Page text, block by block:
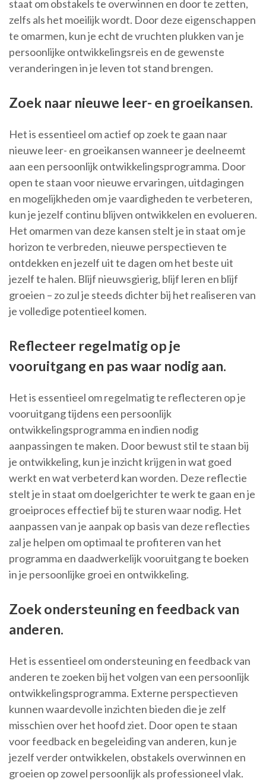
staat om obstakels te overwinnen en door te zetten,
zelfs als het moeilijk wordt. Door deze eigenschappen
te omarmen, kun je echt de vruchten plukken van je
persoonlijke ontwikkelingsreis en de gewenste
veranderingen in je leven tot stand brengen.
Zoek naar nieuwe leer- en groeikansen.
Het is essentieel om actief op zoek te gaan naar
nieuwe leer- en groeikansen wanneer je deelneemt
aan een persoonlijk ontwikkelingsprogramma. Door
open te staan voor nieuwe ervaringen, uitdagingen
en mogelijkheden om je vaardigheden te verbeteren,
kun je jezelf continu blijven ontwikkelen en evolueren.
Het omarmen van deze kansen stelt je in staat om je
horizon te verbreden, nieuwe perspectieven te
ontdekken en jezelf uit te dagen om het beste uit
jezelf te halen. Blijf nieuwsgierig, blijf leren en blijf
groeien – zo zul je steeds dichter bij het realiseren van
je volledige potentieel komen.
Reflecteer regelmatig op je
vooruitgang en pas waar nodig aan.
Het is essentieel om regelmatig te reflecteren op je
vooruitgang tijdens een persoonlijk
ontwikkelingsprogramma en indien nodig
aanpassingen te maken. Door bewust stil te staan bij
je ontwikkeling, kun je inzicht krijgen in wat goed
werkt en wat verbeterd kan worden. Deze reflectie
stelt je in staat om doelgerichter te werk te gaan en je
groeiproces effectief bij te sturen waar nodig. Het
aanpassen van je aanpak op basis van deze reflecties
zal je helpen om optimaal te profiteren van het
programma en daadwerkelijk vooruitgang te boeken
in je persoonlijke groei en ontwikkeling.
Zoek ondersteuning en feedback van
anderen.
Het is essentieel om ondersteuning en feedback van
anderen te zoeken bij het volgen van een persoonlijk
ontwikkelingsprogramma. Externe perspectieven
kunnen waardevolle inzichten bieden die je zelf
misschien over het hoofd ziet. Door open te staan
voor feedback en begeleiding van anderen, kun je
jezelf verder ontwikkelen, obstakels overwinnen en
groeien op zowel persoonlijk als professioneel vlak.